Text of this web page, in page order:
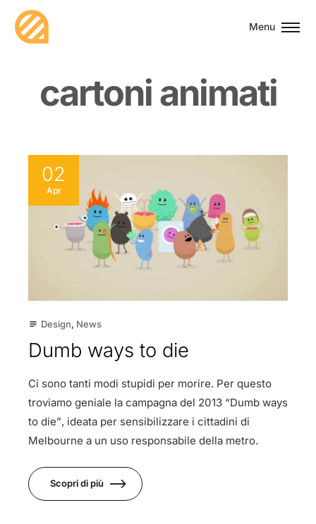
Menu
cartonianimati
02
Apr
subject Design, News
Dumb ways to die
Ci sono tanti modi stupidi per morire. Per questo
troviamo geniale la campagna del 2013 “Dumb ways
to die”, ideata per sensibilizzare i cittadini di
Melbourne a un uso responsabile della metro.
Scopri di più